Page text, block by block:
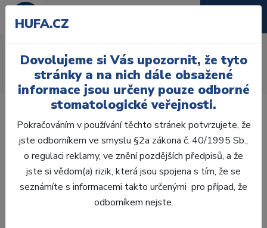
Úvod Zuby
AcryRock
AcryRock 1x28 S26-I46-D39, C1
HUFA.CZ
Dovolujeme si Vás upozornit, že tyto
stránky a na nich dále obsažené
informace jsou určeny pouze odborné
stomatologické veřejnosti.
Pokračováním v používání těchto stránek potvrzujete, že
jste odborníkem ve smyslu §2a zákona č. 40/1995 Sb.,
o regulaci reklamy, ve znění pozdějších předpisů, a že
jste si vědom(a) rizik, která jsou spojena s tím, že se
seznámíte s informacemi takto určenými pro případ, že
odborníkem nejste.